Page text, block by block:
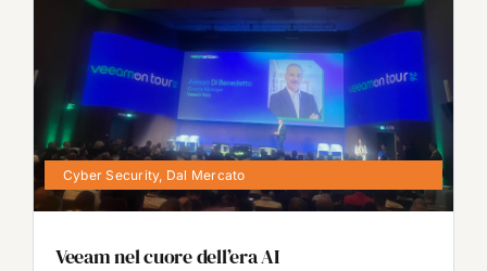
Cyber Security, Dal Mercato
Veeam nel cuore dell’era AI